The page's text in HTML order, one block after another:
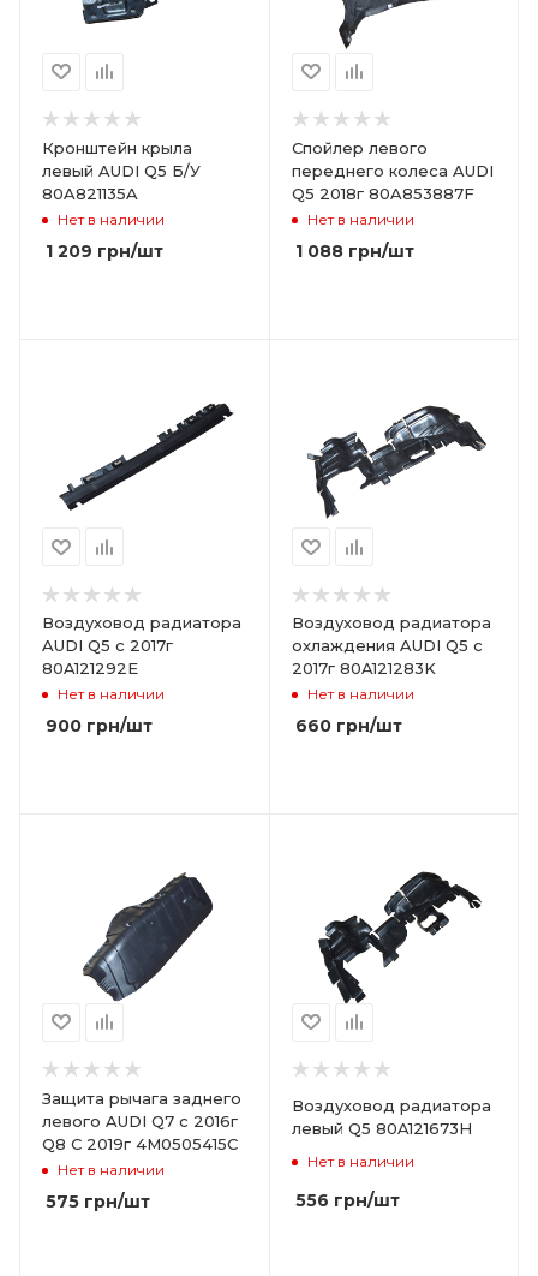
Кронштейн крыла
левый AUDI Q5 Б/У
80A821135A
Нет в наличии
1 209 грн/шт
Спойлер левого
переднего колеса AUDI
Q5 2018г 80A853887F
Нет в наличии
1 088грн/шт
Воздуховод радиатора
AUDI Q5 с 2017г
80A121292E
Нет в наличии
900 грн/шт
Воздуховод радиатора
охлаждения AUDI Q5 с
2017г 80A121283K
Нет в наличии
660грн/шт
Защита рычага заднего
левого AUDI Q7 с 2016г
Q8 С 2019г 4M0505415C
Нет в наличии
575 грн/шт
Воздуховод радиатора
левый Q5 80A121673H
Нет в наличии
556 грн/шт